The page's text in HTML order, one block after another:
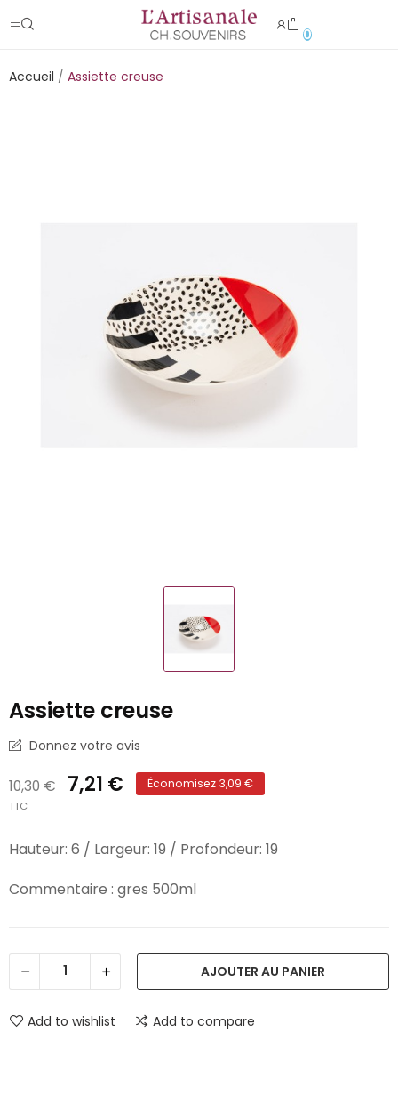
0
Accueil Assiette creuse
Assiette creuse
Donnez votre avis
10,30 € 7,21 € Économisez 3,09 €
TTC
Hauteur: 6 / Largeur: 19 / Profondeur: 19
Commentaire : gres 500ml
AJOUTER AU PANIER
Add to wishlist Add to compare